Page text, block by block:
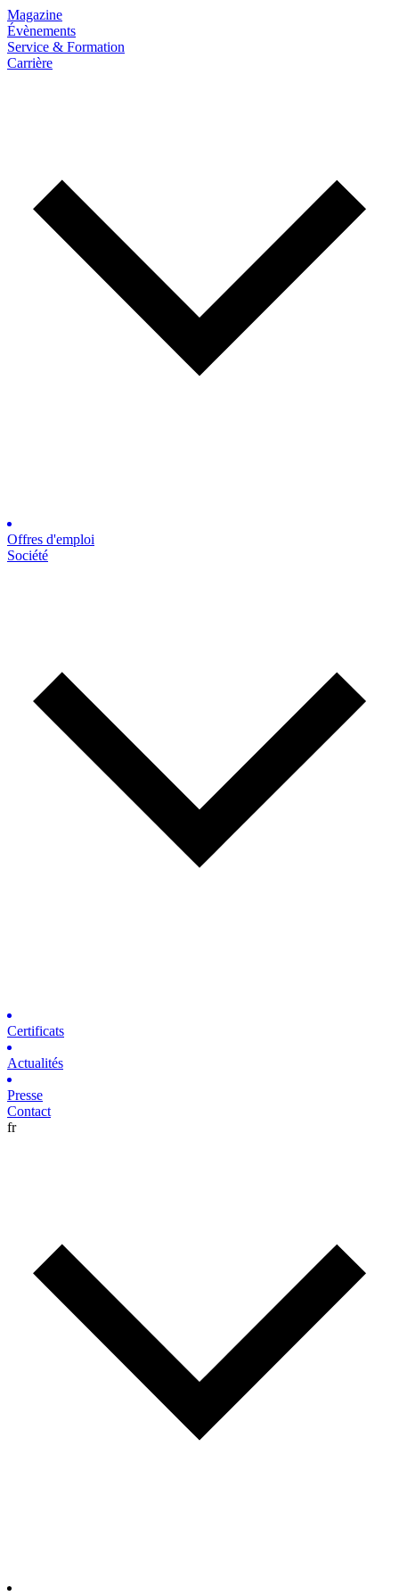
Magazine
Évènements
Service & Formation
Carrière
Offres d'emploi
Société
Certificats
Actualités
Presse
Contact
fr